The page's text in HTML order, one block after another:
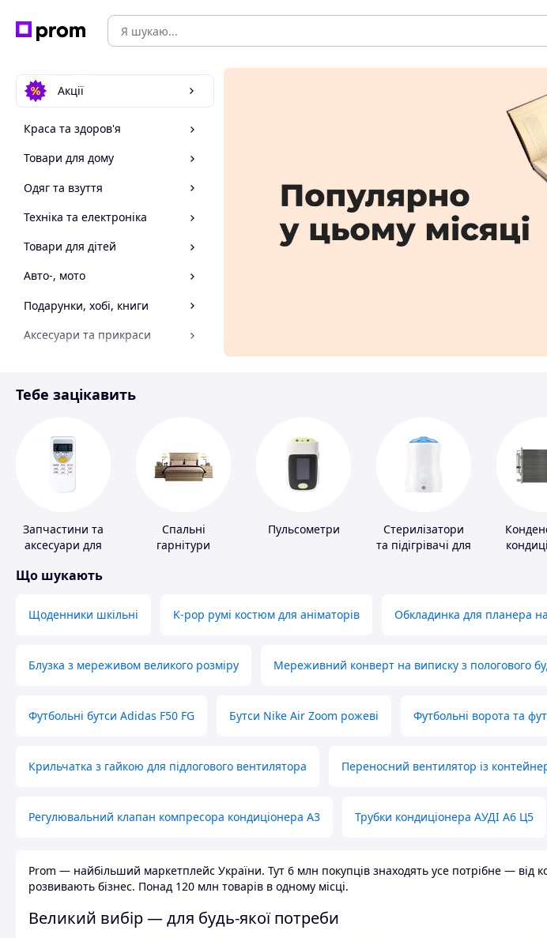
Акції
Краса та здоров'я
Товари для дому
Одяг та взуття
Техніка та електроніка
Товари для дітей
Авто-, мото
Подарунки, хобі, книги
Аксесуари та прикраси
Спорт і відпочинок
Тебе зацікавить
Запчастини та
аксесуари для
кондиціонерів
Спальні
гарнітури
Пульсометри
Стерилізатори
та підігрівачі для
Що шукають
Щоденники шкільні K-pop румі костюм для аніматорів Обкладинка для планера
Блузка з мереживом великого розміру Мереживний конверт на виписку з пологового
Футбольні бутси Adidas F50 FG Бутси Nike Air Zoom рожеві Футбольні ворота та
Крильчатка з гайкою для підлогового вентилятора Переносний вентилятор із
Регулювальний клапан компресора кондиціонера А3 Трубки кондиціонера АУДІ А6 Ц5
Prom — найбільший маркетплейс України. Тут 6 млн покупців знаходять усе потрібне — від
розвивають бізнес. Понад 120 млн товарів в одному місці.
Великий вибір — для будь-якої потреби